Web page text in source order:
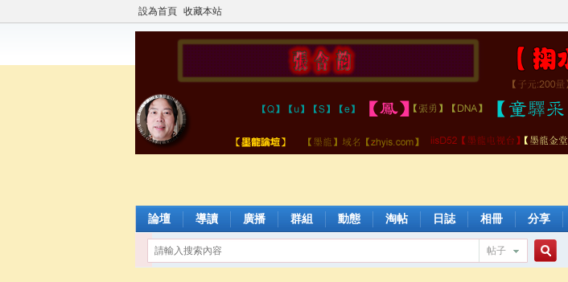
設為首頁 收藏本站
論壇 導讀 廣播 群組 動態 淘帖 日誌 相冊 分享
帖子